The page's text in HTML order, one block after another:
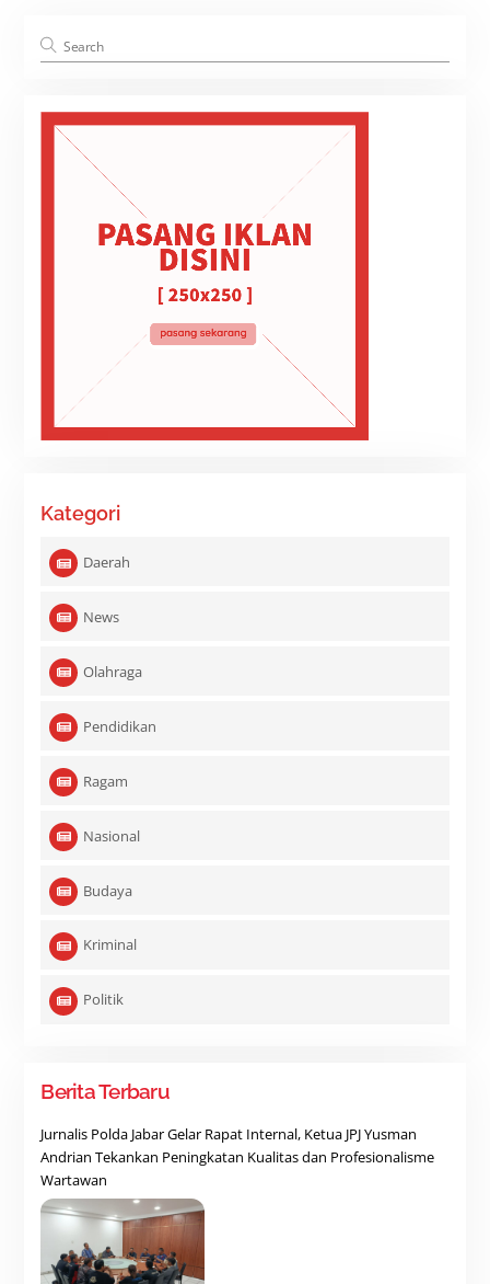
Kategori
Daerah
News
Olahraga
Pendidikan
Ragam
Nasional
Budaya
Kriminal
Politik
Berita Terbaru
Jurnalis Polda Jabar Gelar Rapat Internal, Ketua JPJ Yusman
Andrian Tekankan Peningkatan Kualitas dan Profesionalisme
Wartawan